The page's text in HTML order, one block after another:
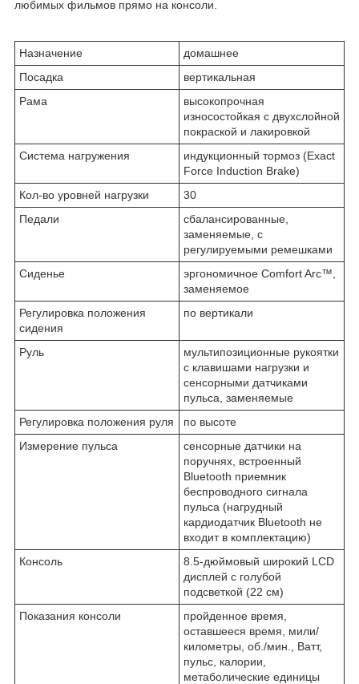
любимых фильмов прямо на консоли.
Назначение
домашнее
Посадка
вертикальная
Рама
высокопрочная
износостойкая с двухслойной
покраской и лакировкой
Система нагружения
индукционный тормоз (Exact
Force Induction Brake)
Кол-во уровней нагрузки
30
Педали
сбалансированные,
заменяемые, с
регулируемыми ремешками
Сиденье
эргономичное Comfort Arc™,
заменяемое
Регулировка положения
сидения
по вертикали
Руль
мультипозиционные рукоятки
с клавишами нагрузки и
сенсорными датчиками
пульса, заменяемые
Регулировка положения руля
по высоте
Измерение пульса
сенсорные датчики на
поручнях, встроенный
Bluetooth приемник
беспроводного сигнала
пульса (нагрудный
кардиодатчик Bluetooth не
входит в комплектацию)
Консоль
8.5-дюймовый широкий LCD
дисплей с голубой
подсветкой (22 см)
Показания консоли
пройденное время,
оставшееся время, мили/
километры, об./мин., Ватт,
пульс, калории,
метаболические единицы